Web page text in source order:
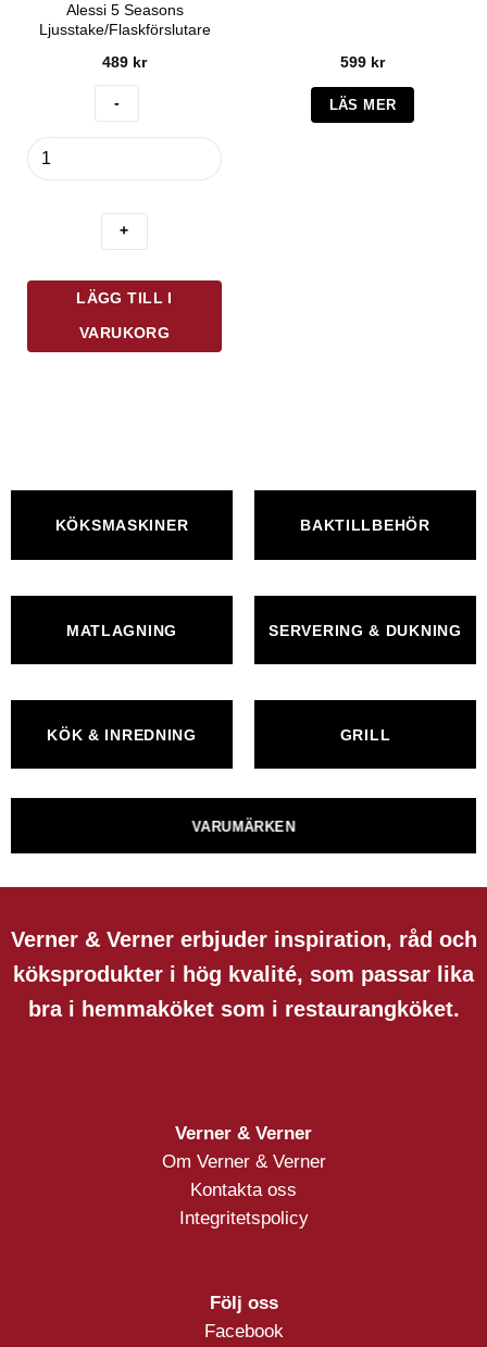
Alessi 5 Seasons
Ljusstake/Flaskförslutare
489 kr
LÄGG TILL I
VARUKORG
599 kr
LÄS MER
KÖKSMASKINER BAKTILLBEHÖR
MATLAGNING SERVERING & DUKNING
KÖK & INREDNING GRILL
VARUMÄRKEN
Verner & Verner erbjuder inspiration, råd och
köksprodukter i hög kvalité, som passar lika
bra i hemmaköket som i restaurangköket.
Verner & Verner
Om Verner & Verner
Kontakta oss
Integritetspolicy
Följ oss
Facebook